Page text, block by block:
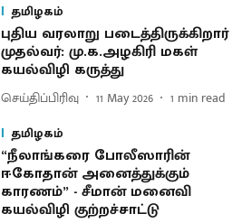
தமிழகம்
புதிய வரலாறு படைத்திருக்கிறார்
முதல்வர்: மு.க.அழகிரி மகள்
கயல்விழி கருத்து
செய்திப்பிரிவு 11 May 2026 1 min read
தமிழகம்
“நீலாங்கரை போலீஸாரின்
ஈகோதான் அனைத்துக்கும்
காரணம்” - சீமான் மனைவி
கயல்விழி குற்றச்சாட்டு